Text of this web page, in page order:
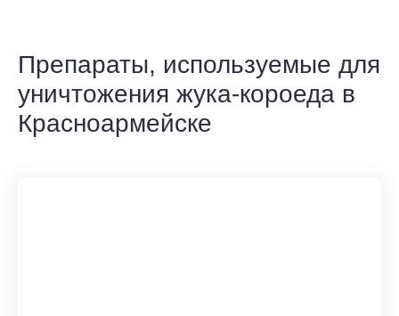
Препараты, используемые для
уничтожения жука-короеда в
Красноармейске